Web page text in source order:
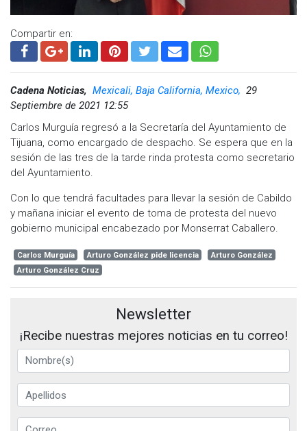
Compartir en:
Cadena Noticias, Mexicali, Baja California, Mexico, 29
Septiembre de 2021 12:55
Carlos Murguía regresó a la Secretaría del Ayuntamiento de
Tijuana, como encargado de despacho. Se espera que en la
sesión de las tres de la tarde rinda protesta como secretario
del Ayuntamiento.
Con lo que tendrá facultades para llevar la sesión de Cabildo
y mañana iniciar el evento de toma de protesta del nuevo
gobierno municipal encabezado por Monserrat Caballero.
Carlos Murguía Arturo González pide licencia
Arturo González
Arturo González Cruz
Newsletter
¡Recibe nuestras mejores noticias en tu correo!